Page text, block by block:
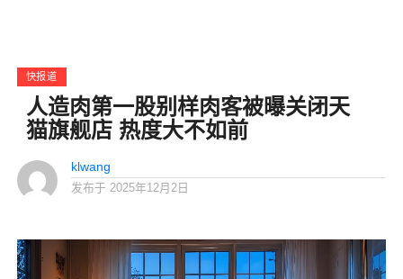
快报道
人造肉第一股别样肉客被曝关闭天
猫旗舰店 热度大不如前
klwang
发布于 2025年12月2日